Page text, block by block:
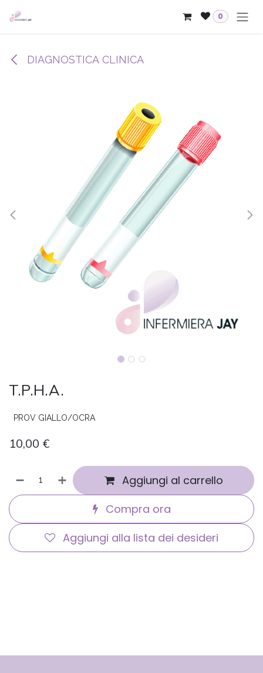
Passa al contenuto
0
DIAGNOSTICA CLINICA
T.P.H.A.
PROV GIALLO/OCRA
10,00 €
Aggiungi al carrello
Compra ora
Aggiungi alla lista dei desideri